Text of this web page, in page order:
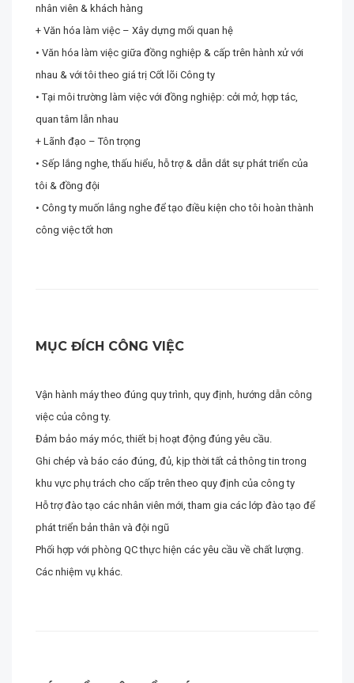
nhân viên & khách hàng
+ Văn hóa làm việc – Xây dựng mối quan hệ
• Văn hóa làm việc giữa đồng nghiệp & cấp trên hành xử với
nhau & với tôi theo giá trị Cốt lõi Công ty
• Tại môi trường làm việc với đồng nghiệp: cởi mở, hợp tác,
quan tâm lẫn nhau
+ Lãnh đạo – Tôn trọng
• Sếp lắng nghe, thấu hiểu, hỗ trợ & dẫn dắt sự phát triển của
tôi & đồng đội
• Công ty muốn lắng nghe để tạo điều kiện cho tôi hoàn thành
công việc tốt hơn
MỤC ĐÍCH CÔNG VIỆC
Vận hành máy theo đúng quy trình, quy định, hướng dẫn công
việc của công ty.
Đảm bảo máy móc, thiết bị hoạt động đúng yêu cầu.
Ghi chép và báo cáo đúng, đủ, kịp thời tất cả thông tin trong
khu vực phụ trách cho cấp trên theo quy định của công ty
Hỗ trợ đào tạo các nhân viên mới, tham gia các lớp đào tạo để
phát triển bản thân và đội ngũ
Phối hợp với phòng QC thực hiện các yêu cầu về chất lượng.
Các nhiệm vụ khác.